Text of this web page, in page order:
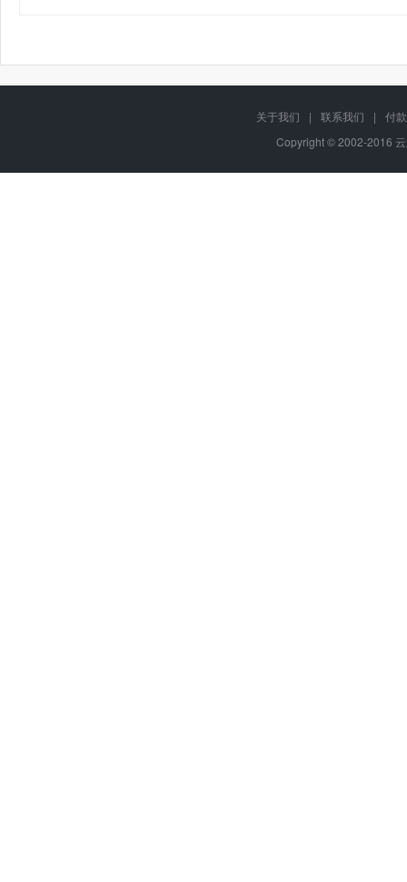
关于我们 | 联系我们 |
付
Copyright © 2002-2016